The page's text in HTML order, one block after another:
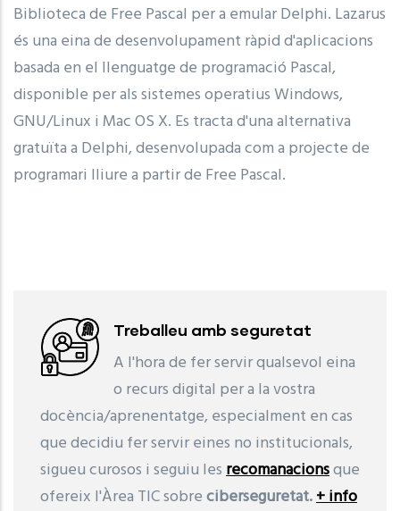
Biblioteca de Free Pascal per a emular Delphi. Lazarus
és una eina de desenvolupament ràpid d'aplicacions
basada en el llenguatge de programació Pascal,
disponible per als sistemes operatius Windows,
GNU/Linux i Mac OS X. Es tracta d'una alternativa
gratuïta a Delphi, desenvolupada com a projecte de
programari lliure a partir de Free Pascal.
Treballeu amb seguretat
A l'hora de fer servir qualsevol eina
o recurs digital per a la vostra
docència/aprenentatge, especialment en cas
que decidiu fer servir eines no institucionals,
sigueu curosos i seguiu lesrecomanacionsque
ofereix l'Àrea TIC sobreciberseguretat.+ info